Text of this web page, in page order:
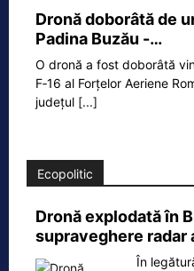
Dronă doborâtă de
Padina Buzău -…
O dronă a fost doborâtă
F‑16 al Forțelor Aeriene
județul [...]
Ecopolitic
Dronă explodată în
supraveghere radar
În